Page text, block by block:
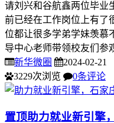
请刘兴和谷航鑫两位毕业
前已经在工作岗位上有了
位都让很多学弟学妹羡慕
导中心老师带领校友们参
新华微圈
2024-02-21
3229次浏览
0条评论
置顶助力就业新引擎